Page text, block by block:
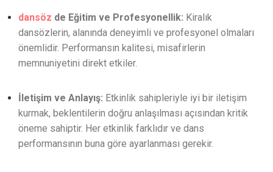
dansöz de Eğitim ve Profesyonellik: Kiralık
dansözlerin, alanında deneyimli ve profesyonel olmaları
önemlidir. Performansın kalitesi, misafirlerin
memnuniyetini direkt etkiler.
İletişim ve Anlayış: Etkinlik sahipleriyle iyi bir iletişim
kurmak, beklentilerin doğru anlaşılması açısından kritik
öneme sahiptir. Her etkinlik farklıdır ve dans
performansının buna göre ayarlanması gerekir.